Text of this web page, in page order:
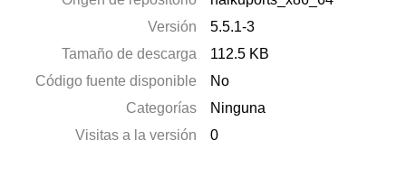
Versión
5.5.1-3
Tamaño de descarga
112.5 KB
Código fuente disponible
No
Categorías
Ninguna
Visitas a la versión
0